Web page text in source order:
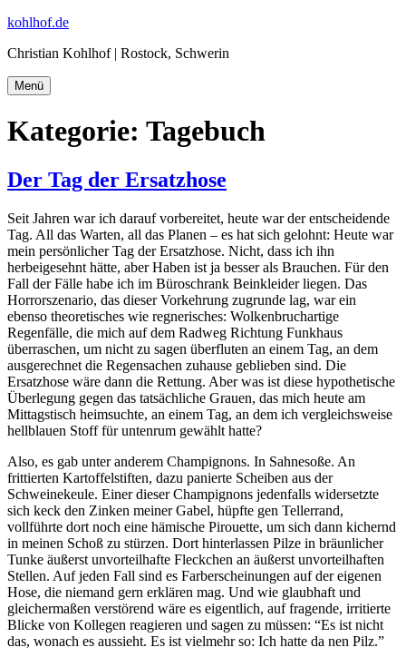
Zum
springen
kohlhof.de
Christian Kohlhof | Rostock, Schwerin
Menü
Kategorie: Tagebuch
Der Tag der Ersatzhose
Seit Jahren war ich darauf vorbereitet, heute war der entscheidende
Tag. All das Warten, all das Planen – es hat sich gelohnt: Heute war
mein persönlicher Tag der Ersatzhose. Nicht, dass ich ihn
herbeigesehnt hätte, aber Haben ist ja besser als Brauchen. Für den
Fall der Fälle habe ich im Büroschrank Beinkleider liegen. Das
Horrorszenario, das dieser Vorkehrung zugrunde lag, war ein
ebenso theoretisches wie regnerisches: Wolkenbruchartige
Regenfälle, die mich auf dem Radweg Richtung Funkhaus
überraschen, um nicht zu sagen überfluten an einem Tag, an dem
ausgerechnet die Regensachen zuhause geblieben sind. Die
Ersatzhose wäre dann die Rettung. Aber was ist diese hypothetische
Überlegung gegen das tatsächliche Grauen, das mich heute am
Mittagstisch heimsuchte, an einem Tag, an dem ich vergleichsweise
hellblauen Stoff für untenrum gewählt hatte?
Also, es gab unter anderem Champignons. In Sahnesoße. An
frittierten Kartoffelstiften, dazu panierte Scheiben aus der
Schweinekeule. Einer dieser Champignons jedenfalls widersetzte
sich keck den Zinken meiner Gabel, hüpfte gen Tellerrand,
vollführte dort noch eine hämische Pirouette, um sich dann kichernd
in meinen Schoß zu stürzen. Dort hinterlassen Pilze in bräunlicher
Tunke äußerst unvorteilhafte Fleckchen an äußerst unvorteilhaften
Stellen. Auf jeden Fall sind es Farberscheinungen auf der eigenen
Hose, die niemand gern erklären mag. Und wie glaubhaft und
gleichermaßen verstörend wäre es eigentlich, auf fragende, irritierte
Blicke von Kollegen reagieren und sagen zu müssen: “Es ist nicht
das, wonach es aussieht. Es ist vielmehr so: Ich hatte da nen Pilz.”